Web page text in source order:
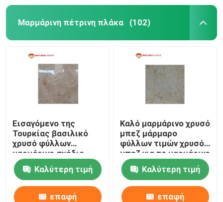
Μαρμάρινη πέτρινη πλάκα (102)
Εισαγόμενο της
Τουρκίας βασιλικό
χρυσό φύλλων
μαρμάρινο σχέδιο
δαπέδων κεραμιδιών
ιταλικό μαρμάρινο
Καλύτερη τιμή
επαφή
Καλό μαρμάρινο χρυσό
μπεζ μάρμαρο
φύλλων τιμών χρυσό
μπεζ για το μαρμάρινο
σχέδιο ναών
εγχώριων
διακοσμήσεων για το
σπίτι
Καλύτερη τιμή
επαφή